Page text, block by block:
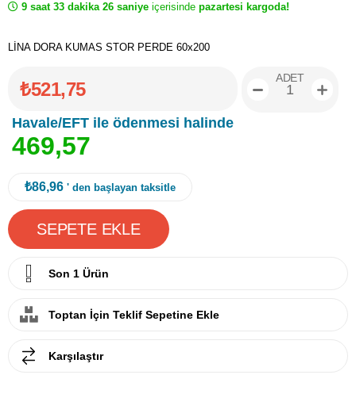
9 saat 33 dakika 26 saniye içerisinde pazartesi kargoda!
LİNA DORA KUMAS STOR PERDE 60x200
₺521,75
Havale/EFT ile ödenmesi halinde
469,57
ADET
₺86,96 ' den başlayan taksitle
Son 1 Ürün
Toptan İçin Teklif Sepetine Ekle
Karşılaştır